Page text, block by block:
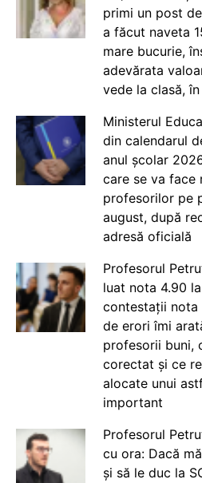
primi un post
a făcut naveta
mare bucurie,
adevărata
vede la clasă,
Ministerul
din calendarul
anul școlar
care se va face
profesorilor pe
august, după
adresă oficială
Profesorul
luat nota 4.90
contestații nota
de erori îmi
profesorii buni,
corectat și ce
alocate unui
important
Profesorul
cu ora: Dacă
și să le duc la